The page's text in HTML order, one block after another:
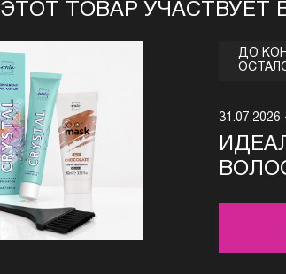
ЭТОТ ТОВАР УЧАСТВУЕТ
ДО
31.07.2026